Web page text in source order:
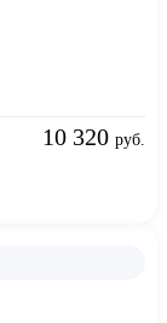
10 320 руб.